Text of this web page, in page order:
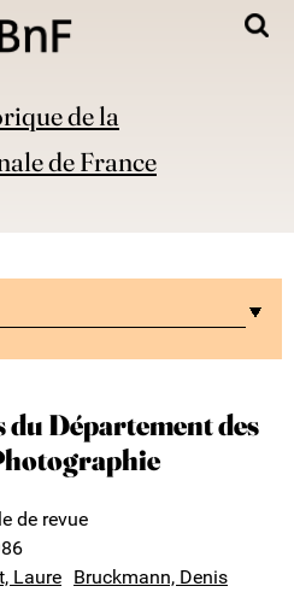
de la
de France
du Département des
de revue
Laure Bruckmann, Denis